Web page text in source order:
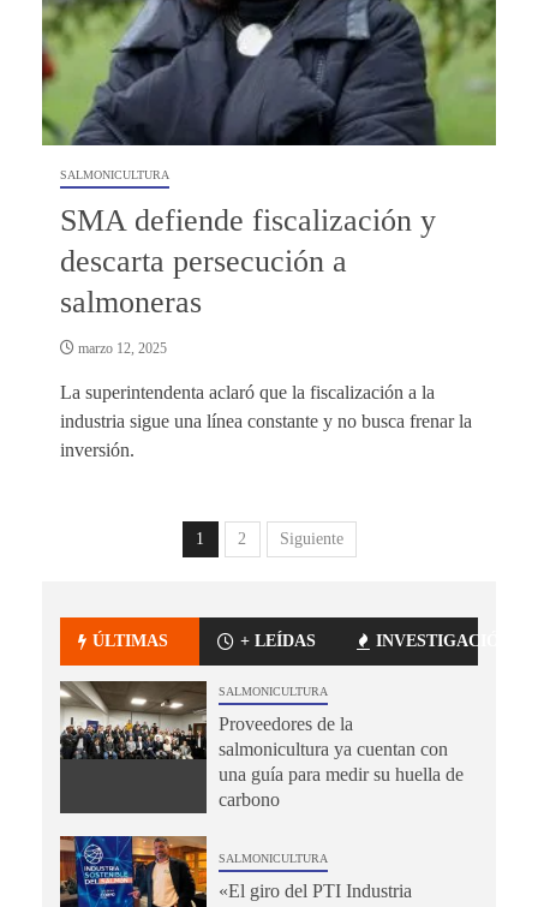
SALMONICULTURA
SMA defiende fiscalización y
descarta persecución a
salmoneras
marzo 12, 2025
La superintendenta aclaró que la fiscalización a la
industria sigue una línea constante y no busca frenar la
inversión.
1 2 Siguiente
ÚLTIMAS + LEÍDAS INVESTIGACIÓN
SALMONICULTURA
Proveedores de la
salmonicultura ya cuentan con
una guía para medir su huella de
carbono
SALMONICULTURA
«El giro del PTI Industria